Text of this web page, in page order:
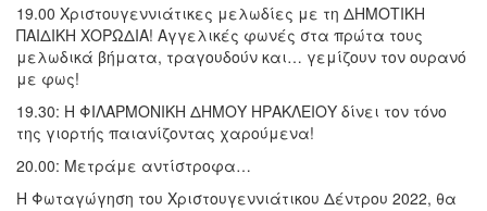
19.00 Χριστουγεννιάτικες μελωδίες με τη ΔΗΜΟΤΙΚΗ
ΠΑΙΔΙΚΗ ΧΟΡΩΔΙΑ! Αγγελικές φωνές στα πρώτα τους
μελωδικά βήματα, τραγουδούν και… γεμίζουν τον ουρανό
με φως!
19.30: Η ΦΙΛΑΡΜΟΝΙΚΗ ΔΗΜΟΥ ΗΡΑΚΛΕΙΟΥ δίνει τον τόνο
της γιορτής παιανίζοντας χαρούμενα!
20.00: Μετράμε αντίστροφα…
Η Φωταγώγηση του Χριστουγεννιάτικου Δέντρου 2022, θα